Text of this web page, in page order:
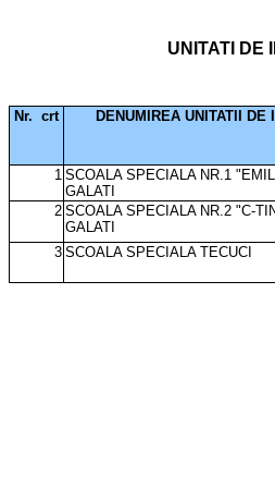
UNITATI DE
Nr. crt DENUMIREA UNITATII DE
1 SCOALA SPECIALA NR.1
GALATI
2 SCOALA SPECIALA NR.2 "C-
GALATI
3 SCOALA SPECIALA TECUCI